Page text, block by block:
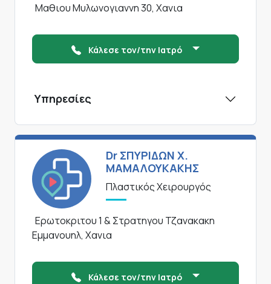
Μαθιου Μυλωνογιαννη 30, Χανια
Κάλεσε τον/την Ιατρό
Υπηρεσίες
Dr ΣΠΥΡΙΔΩΝ Χ.
ΜΑΜΑΛΟΥΚΑΚΗΣ
Πλαστικός Χειρουργός
Ερωτοκριτου 1 & Στρατηγου Τζανακακη
Εμμανουηλ, Χανια
Κάλεσε τον/την Ιατρό